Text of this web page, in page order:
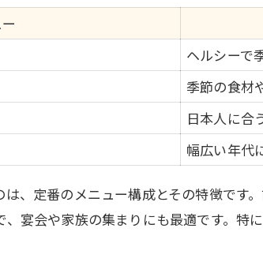
中華コースで宴会を盛り上げるコツ
のための中華コース選びの秘訣
味わう中華コース料理の極意
野菜が主役の中華コース例一覧
らではの季節限定中華料理とは
を活かした中華コースの楽しみ方
日部産食材と中華の絶妙な融合
に変わる中華コースの魅力発見
しむ地元春日部の宴会体験
ヘルシーで
季節の食材
日本人に合
幅広い年代
、定番のメニュー構成とその特徴です
宴会や家族の集まりにも最適です。特